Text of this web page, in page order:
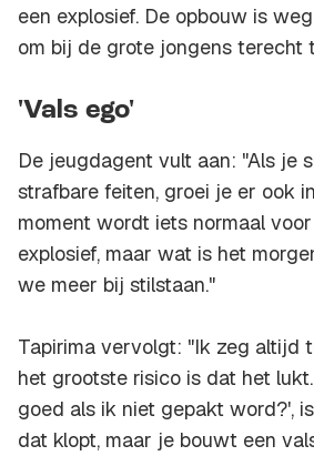
een explosief. De opbouw is
om bij de grote jongens terecht
'Vals ego'
De jeugdagent vult aan: "Als je
strafbare feiten, groei je er ook
moment wordt iets normaal
explosief, maar wat is het
we meer bij stilstaan."
Tapirima vervolgt: "Ik zeg altijd
het grootste risico is dat het
goed als ik niet gepakt word?',
dat klopt, maar je bouwt een